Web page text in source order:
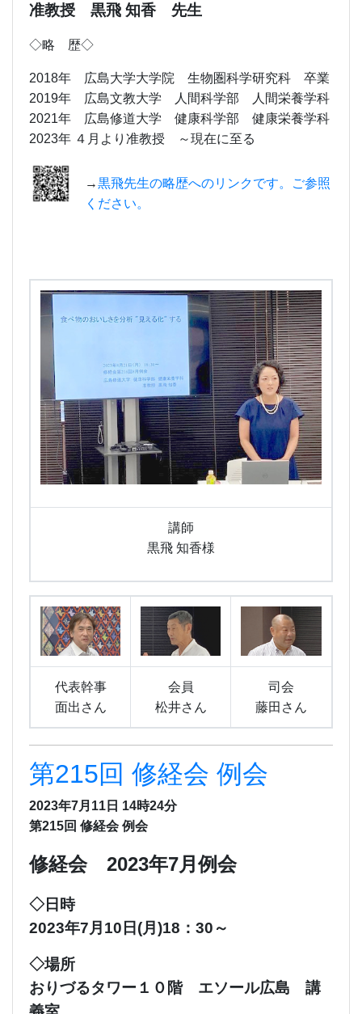
准教授 黒飛 知香 先生
◇略 歴◇
2018年 広島大学大学院 生物圏科学研究科 卒業
2019年 広島文教大学 人間科学部 人間栄養学科
2021年 広島修道大学 健康科学部 健康栄養学科
2023年 ４月より准教授 ～現在に至る
→黒飛先生の略歴へのリンクです。ご参照
ください。
講師
黒飛 知香様
代表幹事
面出さん
会員
松井さん
司会
藤田さん
第215回 修経会 例会
2023年7月11日 14時24分
第215回 修経会 例会
修経会 2023年7月例会
◇日時
2023年7月10日(月)18：30～
◇場所
おりづるタワー１０階 エソール広島 講